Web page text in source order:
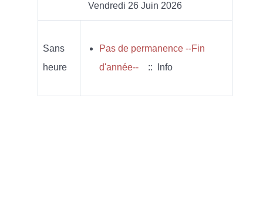
Vendredi 26 Juin 2026
Sans
heure
Pas de permanence --Fin
d'année--
:: Info